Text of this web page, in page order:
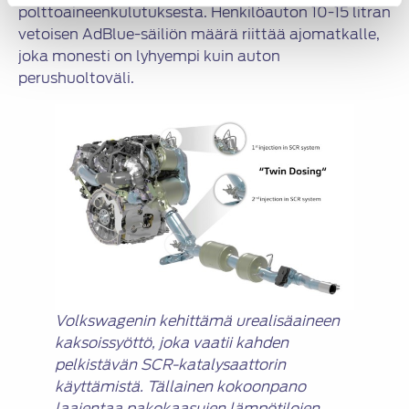
polttoaineenkulutuksesta. Henkilöauton 10-15 litran
vetoisen AdBlue-säiliön määrä riittää ajomatkalle,
joka monesti on lyhyempi kuin auton
perushuoltoväli.
Volkswagenin kehittämä urealisäaineen
kaksoissyöttö, joka vaatii kahden
pelkistävän SCR-katalysaattorin
käyttämistä. Tällainen kokoonpano